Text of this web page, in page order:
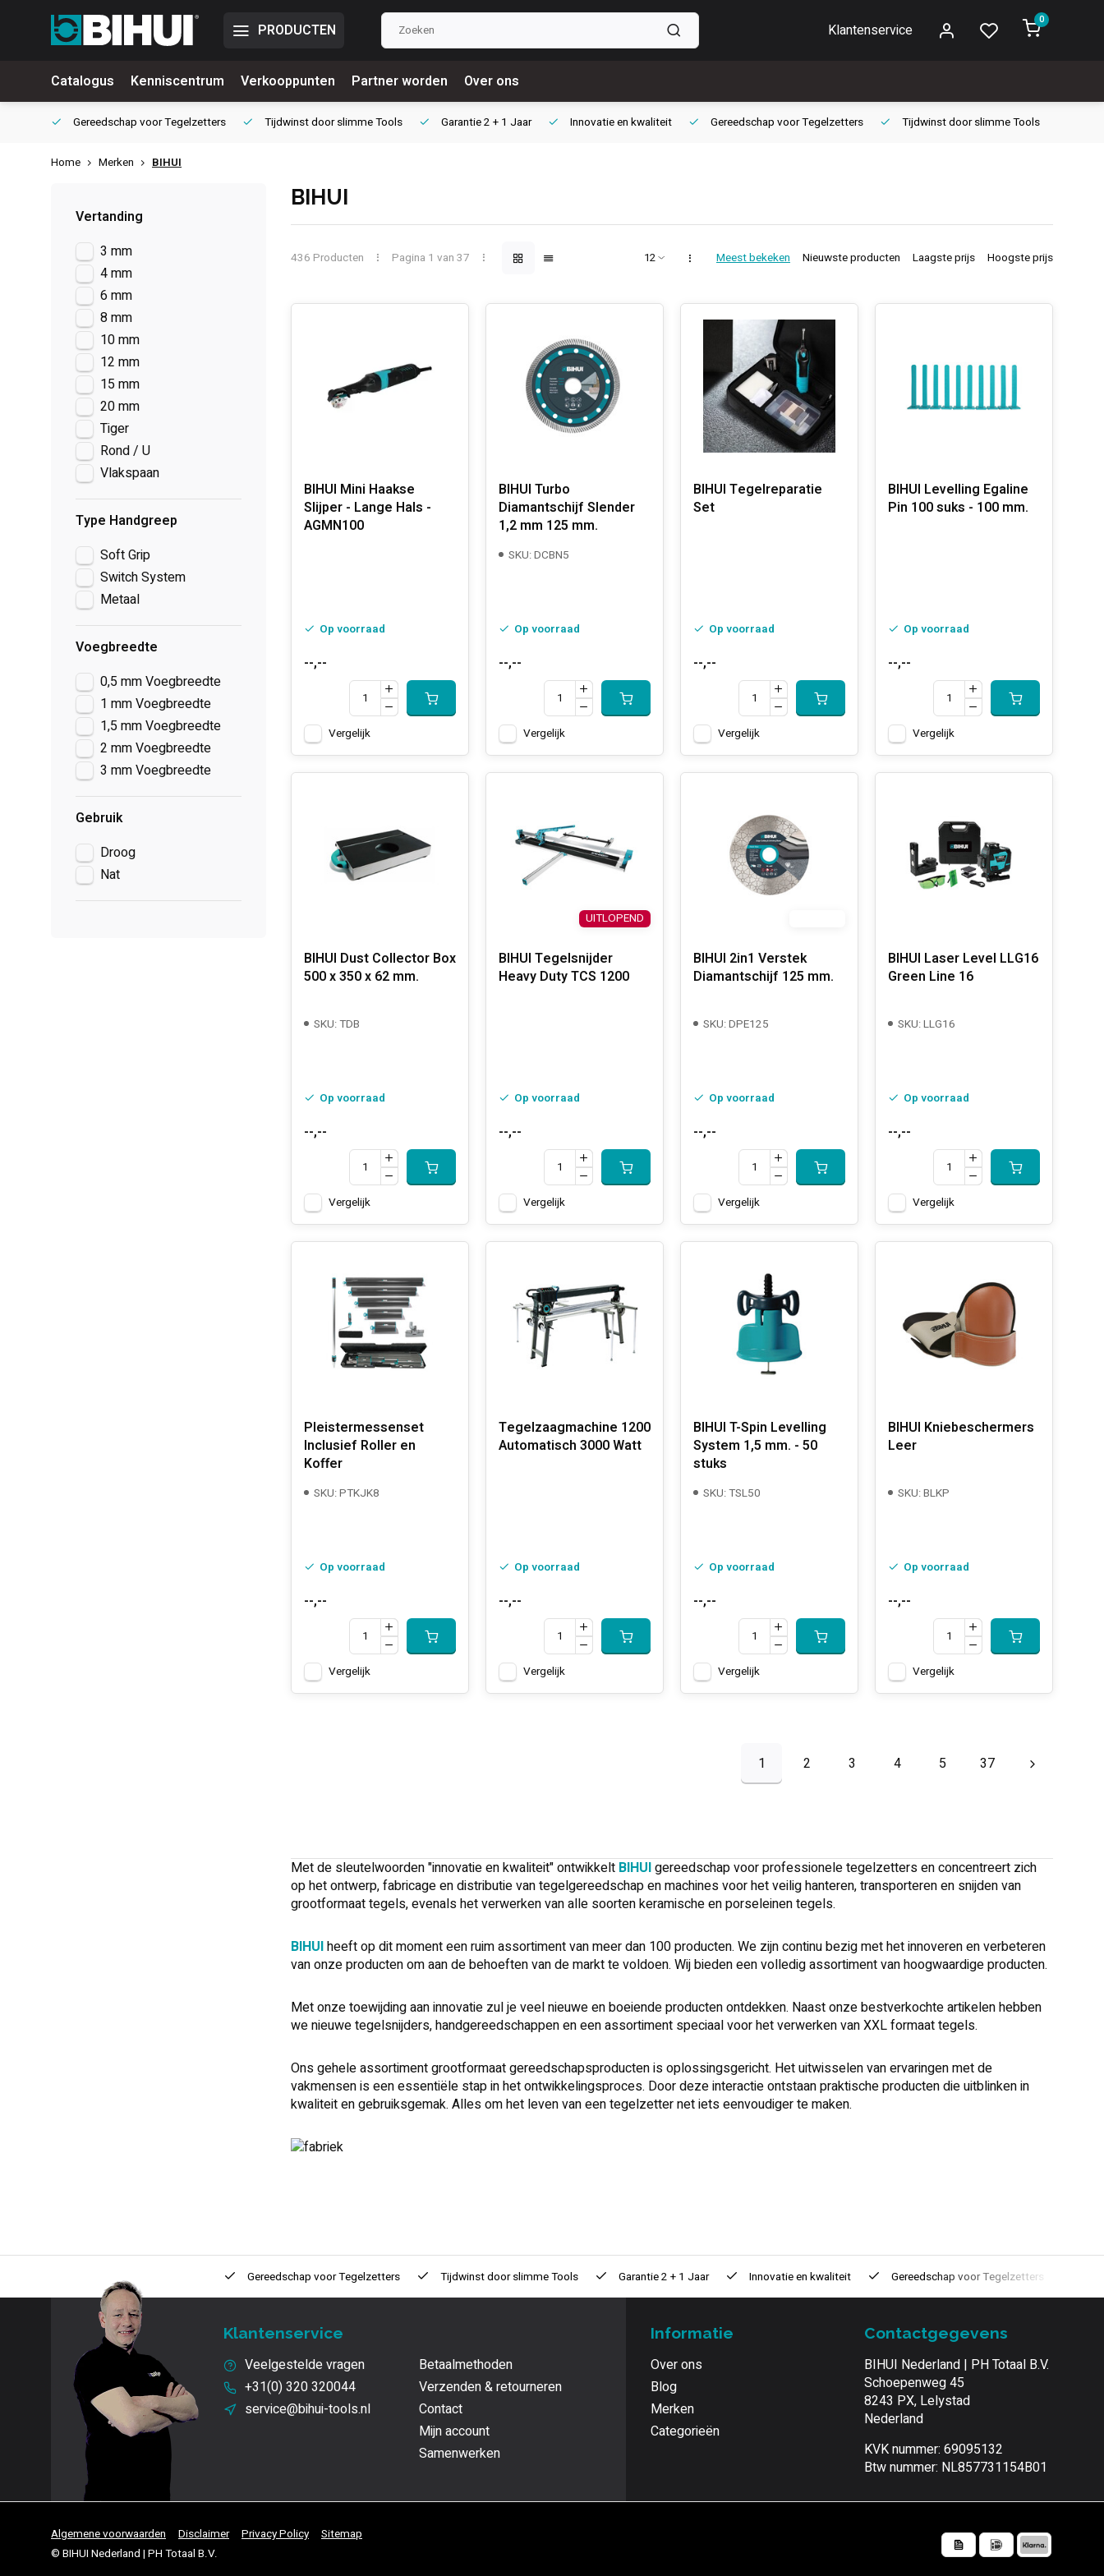
PRODUCTEN Klantenservice
0
Catalogus Kenniscentrum Verkooppunten Partner worden Over ons
Gereedschap voorTegelzetters Tijdwinst doorslimme Tools Garantie2 + 1 Jaar Innovatieen kwaliteit Gereedschap voorTegelzetters Tijdwinst doorslimme Tools
Home Merken BIHUI
Vertanding
3 mm
4 mm
6 mm
8 mm
10 mm
12 mm
15 mm
20 mm
Tiger
Rond / U
Vlakspaan
Type Handgreep
Soft Grip
Switch System
Metaal
Voegbreedte
0,5 mm Voegbreedte
1 mm Voegbreedte
1,5 mm Voegbreedte
2 mm Voegbreedte
3 mm Voegbreedte
Gebruik
Droog
Nat
BIHUI
436 Producten Pagina 1 van 37 Meest bekeken Nieuwste producten Laagste prijs Hoogste prijs
BIHUI Mini Haakse
Slijper - Lange Hals -
AGMN100
Op voorraad
--,--
Vergelijk
BIHUI Turbo
Diamantschijf Slender
1,2 mm 125 mm.
SKU: DCBN5
Op voorraad
--,--
Vergelijk
BIHUI Tegelreparatie
Set
Op voorraad
--,--
Vergelijk
BIHUI Levelling Egaline
Pin 100 suks - 100 mm.
Op voorraad
--,--
Vergelijk
BIHUI Dust Collector Box
500 x 350 x 62 mm.
SKU: TDB
Op voorraad
--,--
Vergelijk
UITLOPEND
BIHUI Tegelsnijder
Heavy Duty TCS 1200
Op voorraad
--,--
Vergelijk
BIHUI 2in1 Verstek
Diamantschijf 125 mm.
SKU: DPE125
Op voorraad
--,--
Vergelijk
BIHUI Laser Level LLG16
Green Line 16
SKU: LLG16
Op voorraad
--,--
Vergelijk
Pleistermessenset
Inclusief Roller en
Koffer
SKU: PTKJK8
Op voorraad
--,--
Vergelijk
Tegelzaagmachine 1200
Automatisch 3000 Watt
Op voorraad
--,--
Vergelijk
BIHUI T-Spin Levelling
System 1,5 mm. - 50
stuks
SKU: TSL50
Op voorraad
--,--
Vergelijk
BIHUI Kniebeschermers
Leer
SKU: BLKP
Op voorraad
--,--
Vergelijk
1 2 3 4 5 37
Met de sleutelwoorden "innovatie en kwaliteit" ontwikkelt BIHUIgereedschap voor professionele tegelzetters en concentreert zich
op het ontwerp, fabricage en distributie van tegelgereedschap en machines voor het veilig hanteren, transporteren en snijden van
grootformaat tegels, evenals het verwerken van alle soorten keramische en porseleinen tegels.
BIHUIheeft op dit moment een ruim assortiment van meer dan 100 producten. We zijn continu bezig met het innoveren en verbeteren
van onze producten om aan de behoeften van de markt te voldoen. Wij bieden een volledig assortiment van hoogwaardige producten.
Met onze toewijding aan innovatie zul je veel nieuwe en boeiende producten ontdekken. Naast onze bestverkochte artikelen hebben
we nieuwe tegelsnijders, handgereedschappen en een assortiment speciaal voor het verwerken van XXL formaat tegels.
Ons gehele assortiment grootformaat gereedschapsproducten is oplossingsgericht. Het uitwisselen van ervaringen met de
vakmensen is een essentiële stap in het ontwikkelingsproces. Door deze interactie ontstaan ​​praktische producten die uitblinken in
kwaliteit en gebruiksgemak. Alles om het leven van een tegelzetter net iets eenvoudiger te maken.
Innovatie Gereedschap voorTegelzetters Tijdwinst doorslimme Tools Garantie2 + 1 Jaar Innovatieen kwaliteit Gereedschap voorTegelzetters
Klantenservice
Veelgestelde vragen
+31(0) 320 320044
service@bihui-tools.nl
Betaalmethoden
Verzenden & retourneren
Contact
Mijn account
Samenwerken
Informatie
Over ons
Blog
Merken
Categorieën
Contactgegevens
BIHUI Nederland | PH Totaal B.V.
Schoepenweg 45
8243 PX, Lelystad
Nederland
KVK nummer: 69095132
Btw nummer: NL857731154B01
Algemene voorwaarden Disclaimer Privacy Policy
Sitemap
© BIHUI Nederland | PH Totaal B.V.